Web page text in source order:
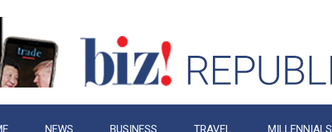
NEWS BUSINESS TRAVEL MILLENNIALS